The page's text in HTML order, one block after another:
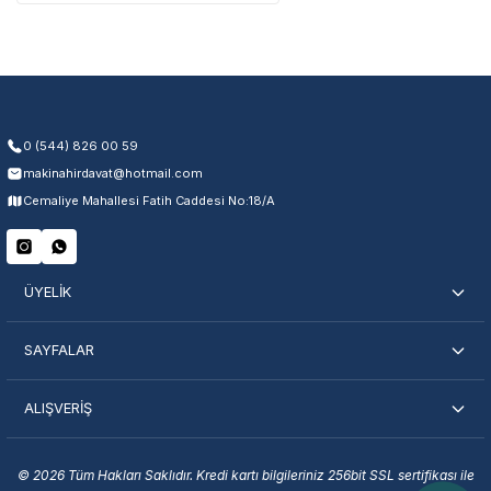
Servisi Nasıl Bulurum?
0 (544) 826 00 59
makinahirdavat@hotmail.com
Cemaliye Mahallesi Fatih Caddesi No:18/A
ÜYELİK
SAYFALAR
ALIŞVERİŞ
© 2026 Tüm Hakları Saklıdır. Kredi kartı bilgileriniz 256bit SSL sertifikası ile